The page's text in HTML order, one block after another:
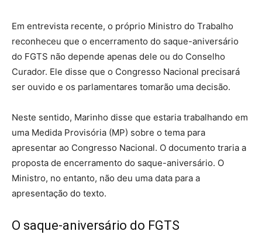
Em entrevista recente, o próprio Ministro do Trabalho
reconheceu que o encerramento do saque-aniversário
do FGTS não depende apenas dele ou do Conselho
Curador. Ele disse que o Congresso Nacional precisará
ser ouvido e os parlamentares tomarão uma decisão.
Neste sentido, Marinho disse que estaria trabalhando em
uma Medida Provisória (MP) sobre o tema para
apresentar ao Congresso Nacional. O documento traria a
proposta de encerramento do saque-aniversário. O
Ministro, no entanto, não deu uma data para a
apresentação do texto.
O saque-aniversário do FGTS